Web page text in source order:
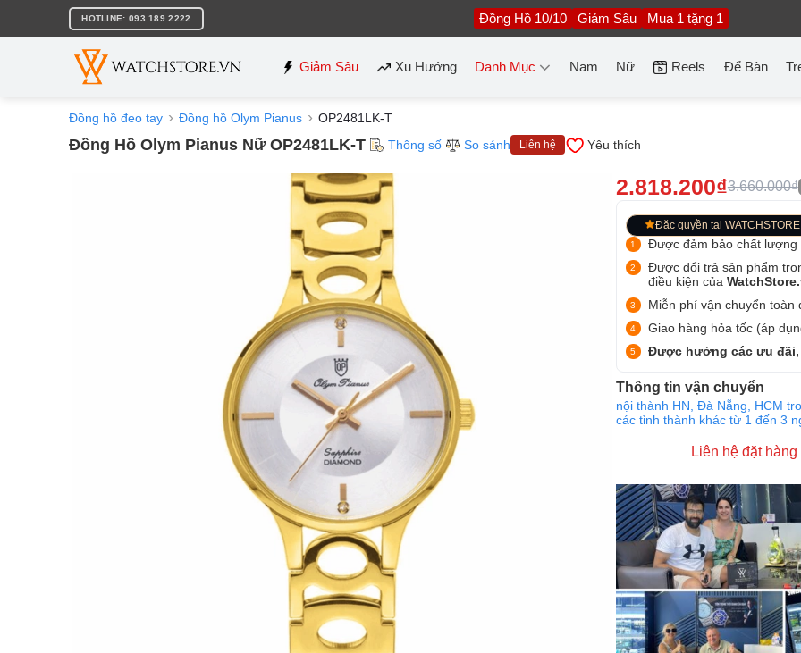
nội
HOTLINE: 093.189.2222 Đồng Hồ 10/10 Giảm Sâu Mua 1 tặng 1
Giảm Sâu Xu Hướng Danh Mục Nam Nữ Reels Để Bàn
Đồng hồ đeo tay Đồng hồ Olym Pianus OP2481LK-T
Đồng Hồ Olym Pianus Nữ OP2481LK-T Thông số So sánh Liên hệ Yêu thích
2.818.200₫3.660.000₫
Đặc quyền tại WATCHSTORE
Được đảm bảo chất lượng
Được đổi trả sản phẩm
điều kiện của
Miễn phí vận chuyển toàn
Giao hàng hỏa tốc (áp
Được hưởng các ưu đãi,
Thông tin vận chuyển
nội thành HN, Đà Nẵng, HCM
các tỉnh thành khác từ 1 đến 3
Liên hệ đặt hàng